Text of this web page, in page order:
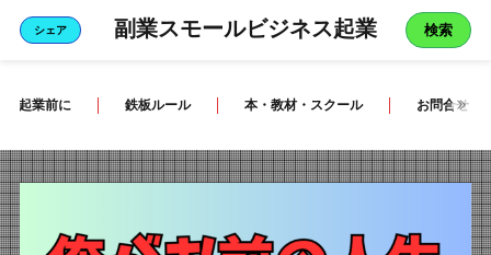
副業スモールビジネス起業
シェア 検索
起業前に 鉄板ルール 本・教材・スクール お問合せ